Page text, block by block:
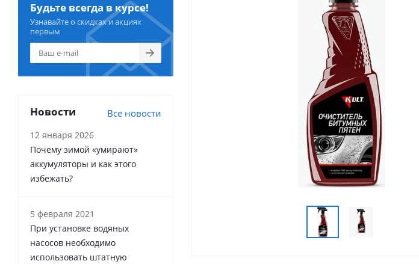
Будьте всегда в курсе!
Узнавайте о скидках и акциях
первым
Новости Все новости
12 января 2026
Почему зимой «умирают»
аккумуляторы и как этого
избежать?
5 февраля 2021
При установке водяных
насосов необходимо
использовать штатную